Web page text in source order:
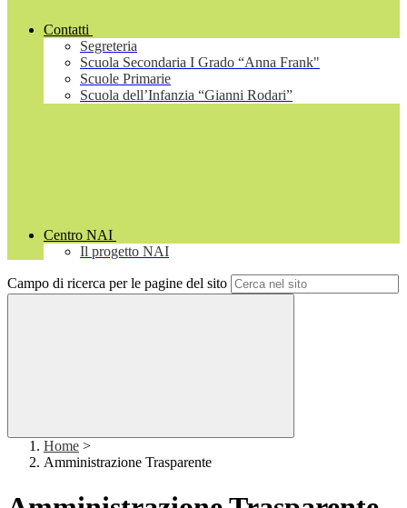
Contatti
Segreteria
Scuola Secondaria I Grado “Anna Frank"
Scuole Primarie
Scuola dell’Infanzia “Gianni Rodari”
Centro NAI
Il progetto NAI
Campo di ricerca per le pagine del sito
Home >
Amministrazione Trasparente